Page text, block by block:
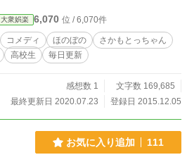
大衆娯楽 6,070 位 / 6,070件
コメディ ほのぼの
さかもとっちゃん
高校生 毎日更新
感想数 1
文字数 169,685
最終更新日 2020.07.23
登録日 2015.12.05
お気に入り追加 111